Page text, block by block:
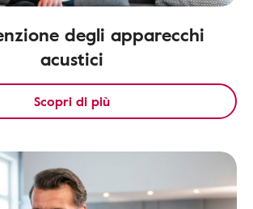
degli apparecchi
acustici
Scopri di più